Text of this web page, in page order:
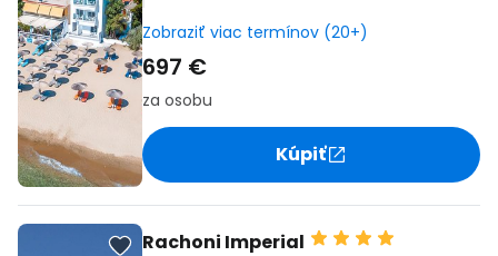
Zobraziť viac termínov (20+)
697 €
za osobu
Kúpiť
Rachoni Imperial